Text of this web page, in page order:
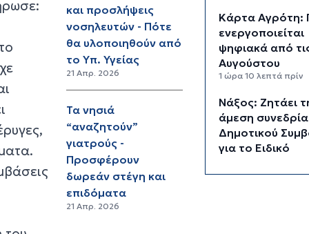
και προσλήψεις
νοσηλευτών - Πότε
θα υλοποιηθούν από
το Υπ. Υγείας
21 Απρ. 2026
Τα νησιά
“αναζητούν”
γιατρούς -
Προσφέρουν
δωρεάν στέγη και
επιδόματα
21 Απρ. 2026
Κάρτα Αγρότη:
ενεργοποιείται
ψηφιακά από
Αυγούστου
1 ώρα 10 λεπτά πρίν
Νάξος: Ζητάει
άμεση
Δημοτικού
για το Ειδικό
για τις ΑΠΕ